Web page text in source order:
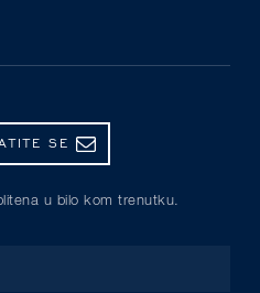
SE
u bilo kom trenutku.